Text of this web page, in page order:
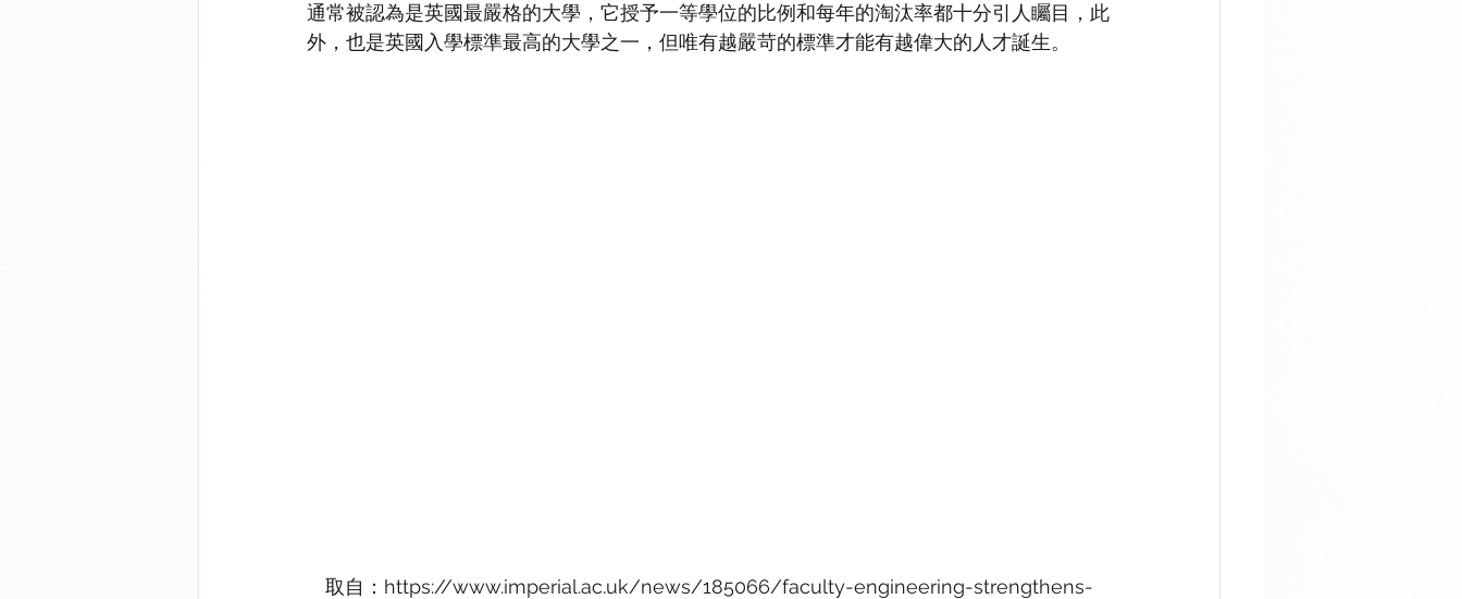
通常被認為是英國最嚴格的大學，它授予一等學位的比例和每年的淘汰率都十分引人矚目，此
外，也是英國入學標準最高的大學之一，但唯有越嚴苛的標準才能有越偉大的人才誕生。
取自：https://www.imperial.ac.uk/news/185066/faculty-engineering-strengthens-